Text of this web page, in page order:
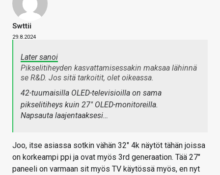
Swttii
29.8.2024
Later sanoi
Pikselitiheyden kasvattamisessakin maksaa lähinnä
se R&D. Jos sitä tarkoitit, olet oikeassa.
42-tuumaisilla OLED-televisioilla on sama
pikselitiheys kuin 27" OLED-monitoreilla.
Napsauta laajentaaksesi…
Joo, itse asiassa sotkin vähän 32" 4k näytöt tähän joissa
on korkeampi ppi ja ovat myös 3rd generaation. Tää 27"
paneeli on varmaan sit myös TV käytössä myös, en nyt